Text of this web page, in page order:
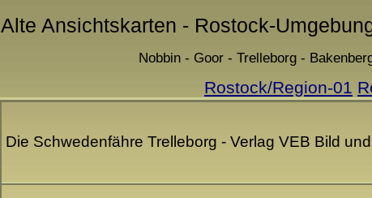
Alte Ansichtskarten - Rostock-
Nobbin - Goor - Trelleborg -
Rostock/Region-01
Die Schwedenfähre Trelleborg - Verlag VEB Bild